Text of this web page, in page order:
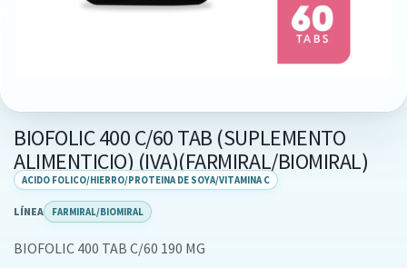
BIOFOLIC 400 C/60 TAB (SUPLEMENTO
ALIMENTICIO) (IVA)(FARMIRAL/BIOMIRAL)
ACIDO FOLICO/HIERRO/PROTEINA DE SOYA/VITAMINA C
LÍNEA FARMIRAL/BIOMIRAL
BIOFOLIC 400 TAB C/60 190 MG